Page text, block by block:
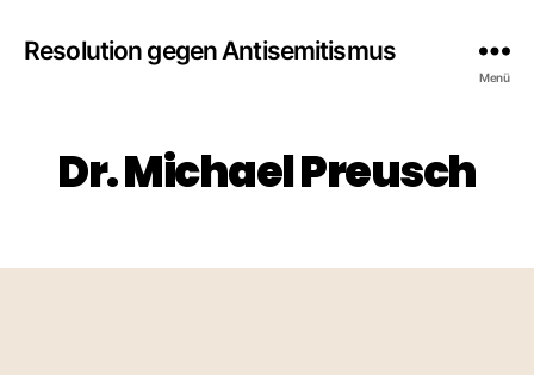
Resolution gegen Antisemitismus
Menü
Dr. Michael Preusch